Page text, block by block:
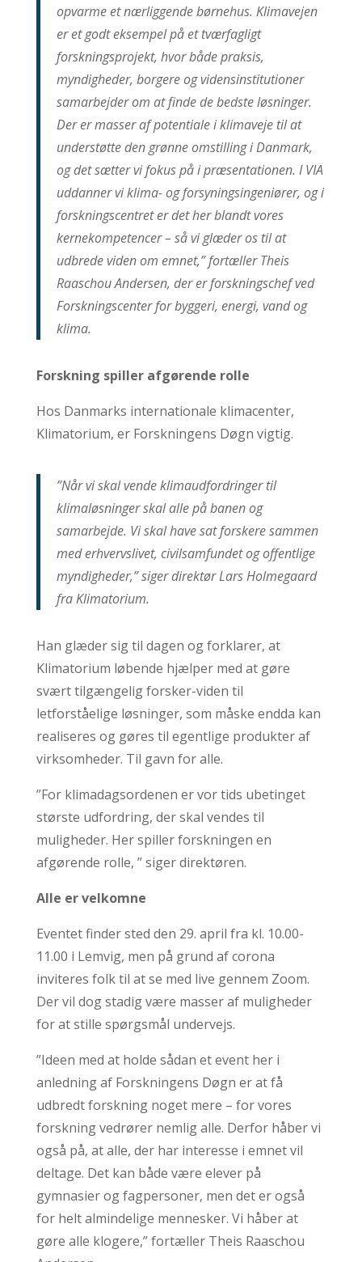
opvarme et nærliggende børnehus. Klimavejen
er et godt eksempel på et tværfagligt
forskningsprojekt, hvor både praksis,
myndigheder, borgere og vidensinstitutioner
samarbejder om at finde de bedste løsninger.
Der er masser af potentiale i klimaveje til at
understøtte den grønne omstilling i Danmark,
og det sætter vi fokus på i præsentationen. I VIA
uddanner vi klima- og forsyningsingeniører, og i
forskningscentret er det her blandt vores
kernekompetencer – så vi glæder os til at
udbrede viden om emnet,” fortæller Theis
Raaschou Andersen, der er forskningschef ved
Forskningscenter for byggeri, energi, vand og
klima.
Forskning spiller afgørende rolle
Hos Danmarks internationale klimacenter,
Klimatorium, er Forskningens Døgn vigtig.
”Når vi skal vende klimaudfordringer til
klimaløsninger skal alle på banen og
samarbejde. Vi skal have sat forskere sammen
med erhvervslivet, civilsamfundet og offentlige
myndigheder,” siger direktør Lars Holmegaard
fra Klimatorium.
Han glæder sig til dagen og forklarer, at
Klimatorium løbende hjælper med at gøre
svært tilgængelig forsker-viden til
letforståelige løsninger, som måske endda kan
realiseres og gøres til egentlige produkter af
virksomheder. Til gavn for alle.
”For klimadagsordenen er vor tids ubetinget
største udfordring, der skal vendes til
muligheder. Her spiller forskningen en
afgørende rolle, ” siger direktøren.
Alle er velkomne
Eventet finder sted den 29. april fra kl. 10.00-
11.00 i Lemvig, men på grund af corona
inviteres folk til at se med live gennem Zoom.
Der vil dog stadig være masser af muligheder
for at stille spørgsmål undervejs.
”Ideen med at holde sådan et event her i
anledning af Forskningens Døgn er at få
udbredt forskning noget mere – for vores
forskning vedrører nemlig alle. Derfor håber vi
også på, at alle, der har interesse i emnet vil
deltage. Det kan både være elever på
gymnasier og fagpersoner, men det er også
for helt almindelige mennesker. Vi håber at
gøre alle klogere,” fortæller Theis Raaschou